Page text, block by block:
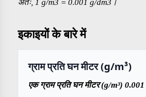
अतः, 1 g/m3 = 0.001 g/dm3।
इकाइयों के बारे में
ग्राम प्रति घन मीटर (g/m³)
एक ग्राम प्रति घन मीटर (g/m³)